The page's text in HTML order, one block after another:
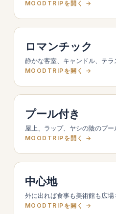
MOODTRIPを開く →
ロマンチック
静かな客室、キャンドル、テラ
MOODTRIPを開く →
プール付き
屋上、ラップ、ヤシの陰のプー
MOODTRIPを開く →
中心地
外に出れば食事も美術館も広場
MOODTRIPを開く →